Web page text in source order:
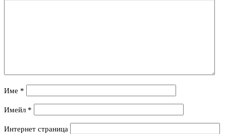
Име *
Имейл *
Интернет страница